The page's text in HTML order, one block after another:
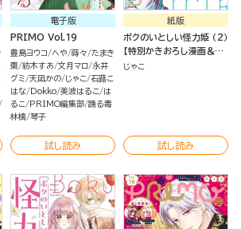
電子版
PRIMO Vol.19
豊島ヨウコ へや 蒔々 たまき
棗 紡木すあ 文月マロ
永井
グミ 天凪かの じゃこ 石蕗こ
はな
Dokko 美波はるこ
は
るこ
PRIMO編集部 踊る毒
林檎 琴子
試し読み
紙版
ボクのいとしい怪力姫 （2）
【特別かきおろし漫画＆電
子限定ペーパー付】
じゃこ
試し読み